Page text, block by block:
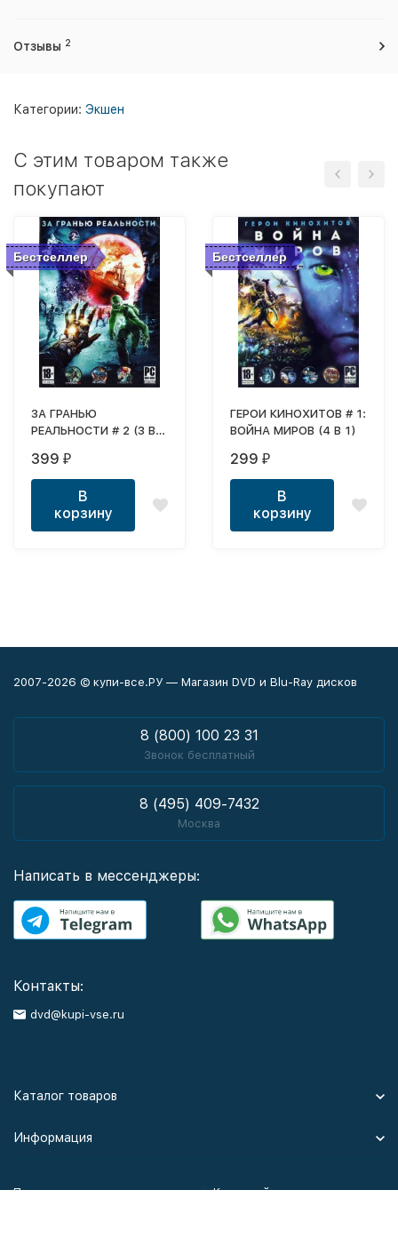
Отзывы 2
Категории: Экшен
C этим товаром также
покупают
Бестселлер
ЗА ГРАНЬЮ
РЕАЛЬНОСТИ # 2 (3 В
399 ₽
В
корзину
Бестселлер
ГЕРОИ КИНОХИТОВ # 1:
ВОЙНА МИРОВ (4 В 1)
299 ₽
В
корзину
2007-2026 © купи-все.РУ — Магазин DVD и Blu-Ray дисков
8 (800) 100 23 31
Звонок бесплатный
8 (495) 409-7432
Москва
Написать в мессенджеры:
Контакты:
dvd@kupi-vse.ru
Каталог товаров
Информация
Политика персональных данных Карта сайта